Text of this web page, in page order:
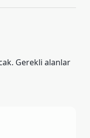
Gerekli alanlar